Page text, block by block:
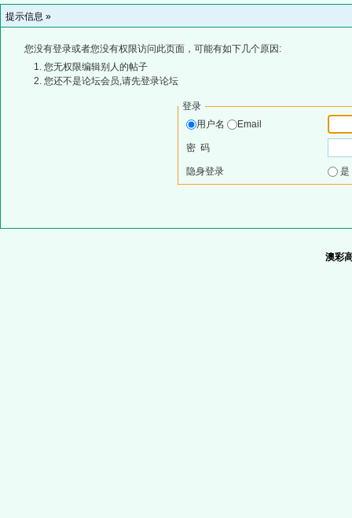
提示信息 »
您没有登录或者您没有权限访问此页面，可能有如下几个原因:
您无权限编辑别人的帖子
您还不是论坛会员,请先登录论坛
登录
用户名
Email
密 码
隐身登录
澳彩